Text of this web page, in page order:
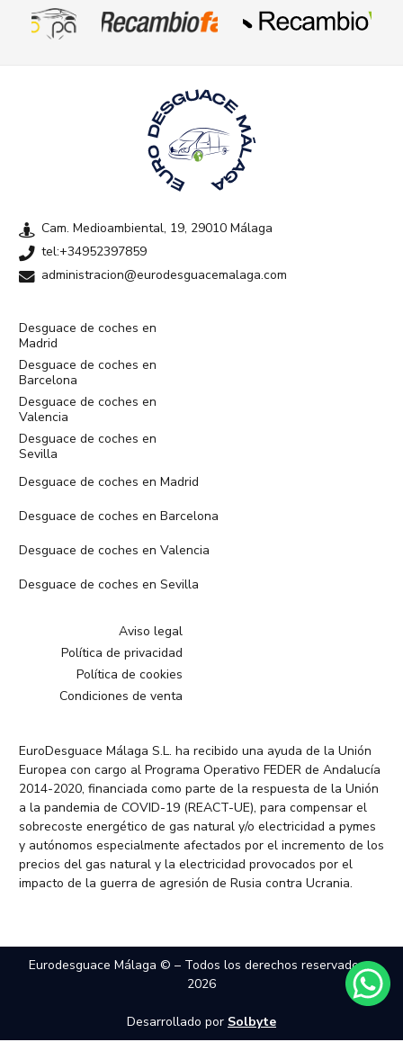
Cam. Medioambiental, 19, 29010 Málaga
tel:+34952397859
administracion@eurodesguacemalaga.com
Desguace de coches en
Madrid
Desguace de coches en
Barcelona
Desguace de coches en
Valencia
Desguace de coches en
Sevilla
Desguace de coches en Madrid
Desguace de coches en Barcelona
Desguace de coches en Valencia
Desguace de coches en Sevilla
Aviso legal
Política de privacidad
Política de cookies
Condiciones de venta
EuroDesguace Málaga S.L. ha recibido una ayuda de la Unión
Europea con cargo al Programa Operativo FEDER de Andalucía
2014-2020, financiada como parte de la respuesta de la Unión
a la pandemia de COVID-19 (REACT-UE), para compensar el
sobrecoste energético de gas natural y/o electricidad a pymes
y autónomos especialmente afectados por el incremento de los
precios del gas natural y la electricidad provocados por el
impacto de la guerra de agresión de Rusia contra Ucrania.
Eurodesguace Málaga © – Todos los derechos reservados –
2026
Desarrollado por Solbyte